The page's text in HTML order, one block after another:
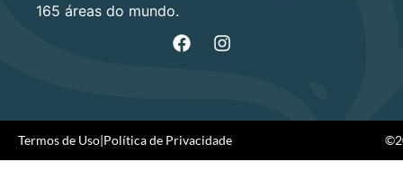
165 áreas do mundo.
Termos de Uso|Política de Privacidade